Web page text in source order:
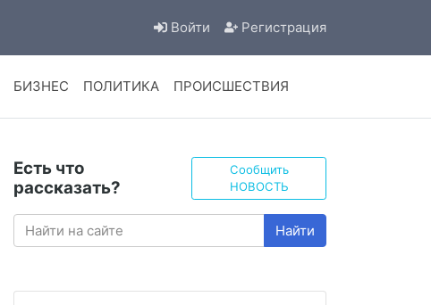
Войти Регистрация
БИЗНЕС ПОЛИТИКА ПРОИСШЕСТВИЯ
Есть что
рассказать?
Сообщить
НОВОСТЬ
Найти